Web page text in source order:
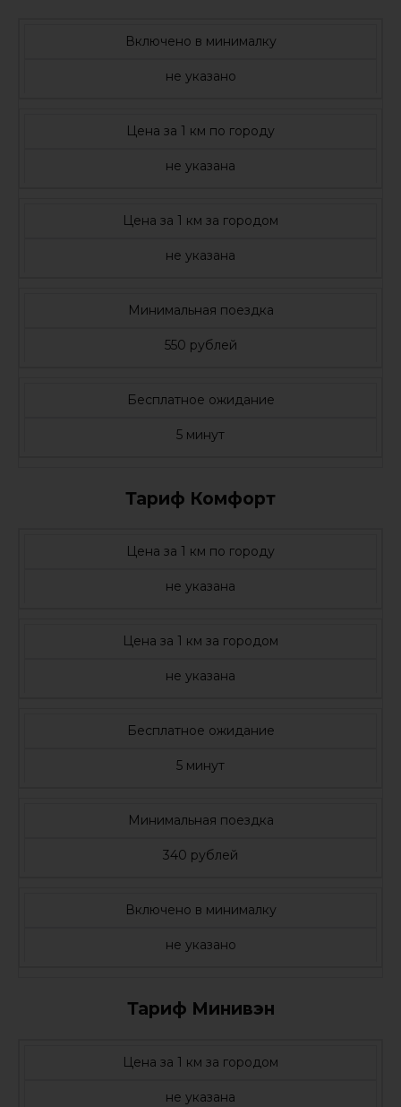
Включено в минималку
не указано
Цена за 1 км по городу
не указана
Цена за 1 км за городом
не указана
Минимальная поездка
550 рублей
Бесплатное ожидание
5 минут
Тариф Комфорт
Цена за 1 км по городу
не указана
Цена за 1 км за городом
не указана
Бесплатное ожидание
5 минут
Минимальная поездка
340 рублей
Включено в минималку
не указано
Тариф Минивэн
Цена за 1 км за городом
не указана